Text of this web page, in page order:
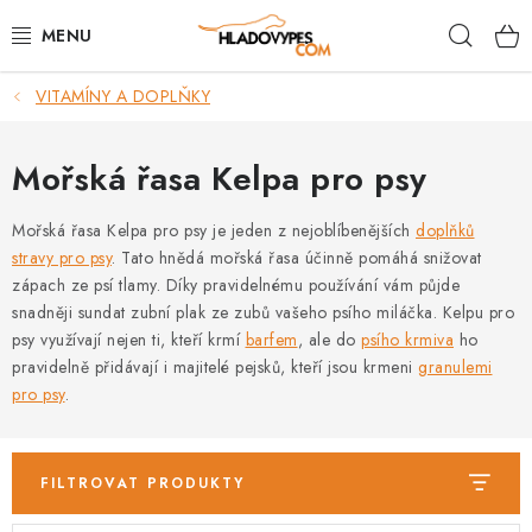
na
POTŘEBY PRO PSY
TAMI PŘEPRAVNÍ BOXY
SPORT SE PSEM
BACK ON TRACK
FAQ
VĚRNOSTNÍ PROGRAM
ZNAČKY
VITAMÍNY A DOPLŇKY
Mořská řasa Kelpa pro psy
Mořská řasa Kelpa pro psy je jeden z nejoblíbenějších doplňků
stravy pro psy. Tato hnědá mořská řasa účinně pomáhá snižovat
zápach ze psí tlamy. Díky pravidelnému používání vám půjde
snadněji sundat zubní plak ze zubů vašeho psího miláčka. Kelpu pro
psy využívají nejen ti, kteří krmí barfem, ale do psího krmiva ho
pravidelně přidávají i majitelé pejsků, kteří jsou krmeni granulemi
pro psy.
FILTROVAT PRODUKTY